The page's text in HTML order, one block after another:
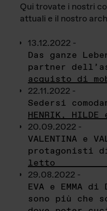
Qui trovate i nostri
attuali e il nostro
13.12.2022 -
Das ganze
partner
acquisto di
22.11.2022 -
Sedersi
HENRIK, HILDE
20.09.2022 -
VALENTINA e
protagonisti
letto
29.08.2022 -
EVA e EMMA di
sono più che